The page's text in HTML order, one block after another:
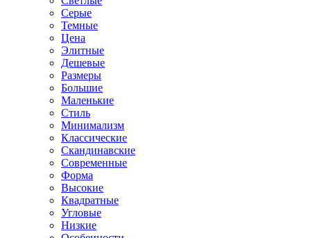
Серые
Темные
Цена
Элитные
Дешевые
Размеры
Большие
Маленькие
Стиль
Минимализм
Классические
Скандинавские
Современные
Форма
Высокие
Квадратные
Угловые
Низкие